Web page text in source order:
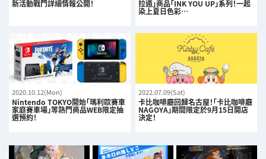
新活動戰鬥詳細情報公開！ 拉遁」商品「INK YOU UP」系列！一起
染上夏日色彩…
2020.10.12(Mon)
Nintendo TOKYO開始「瑪利歐賽車
家庭賽車場」等熱門商品WEB限定抽
選預約！
2022.07.09(Sat)
卡比咖啡廳回歸名古屋！「卡比咖啡廳
NAGOYA」期間限定於9月15日開店
決定！